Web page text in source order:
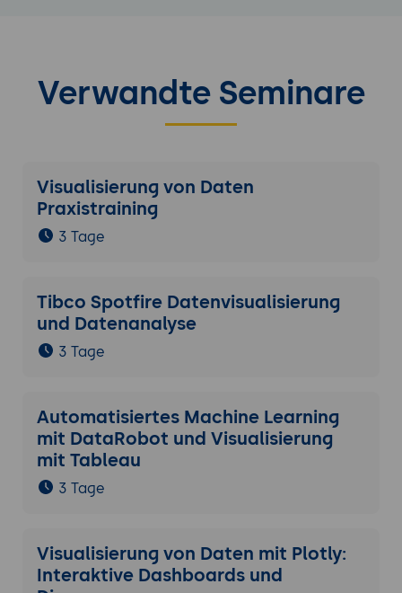
Verwandte Seminare
Visualisierung von Daten
Praxistraining
3 Tage
Tibco Spotfire Datenvisualisierung
und Datenanalyse
3 Tage
Automatisiertes Machine Learning
mit DataRobot und Visualisierung
mit Tableau
3 Tage
Visualisierung von Daten mit Plotly:
Interaktive Dashboards und